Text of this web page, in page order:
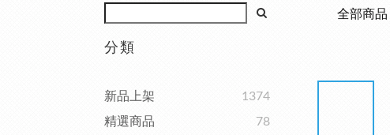
分類
新品上架
1374
精選商品
78
全部商品